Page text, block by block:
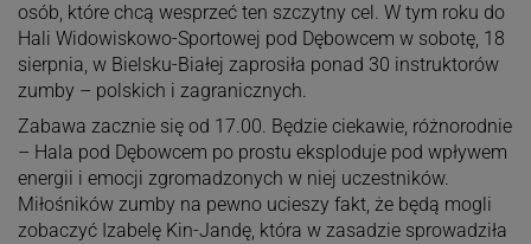
osób, które chcą wesprzeć ten szczytny cel. W tym roku do
Hali Widowiskowo-Sportowej pod Dębowcem w sobotę, 18
sierpnia, w Bielsku-Białej zaprosiła ponad 30 instruktorów
zumby – polskich i zagranicznych.
Zabawa zacznie się od 17.00. Będzie ciekawie, różnorodnie
– Hala pod Dębowcem po prostu eksploduje pod wpływem
energii i emocji zgromadzonych w niej uczestników.
Miłośników zumby na pewno ucieszy fakt, że będą mogli
zobaczyć Izabelę Kin-Jandę, która w zasadzie sprowadziła